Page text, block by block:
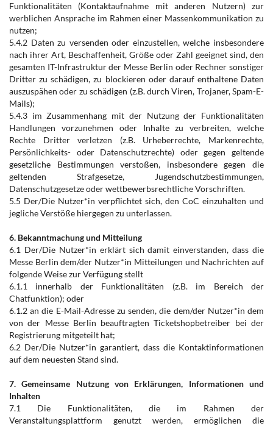
Funktionalitäten (Kontaktaufnahme mit anderen Nutzern) zur
werblichen Ansprache im Rahmen einer Massenkommunikation zu
nutzen;
5.4.2 Daten zu versenden oder einzustellen, welche insbesondere
nach ihrer Art, Beschaffenheit, Größe oder Zahl geeignet sind, den
gesamten IT-Infrastruktur der Messe Berlin oder Rechner sonstiger
Dritter zu schädigen, zu blockieren oder darauf enthaltene Daten
auszuspähen oder zu schädigen (z.B. durch Viren, Trojaner, Spam-E-
Mails);
5.4.3 im Zusammenhang mit der Nutzung der Funktionalitäten
Handlungen vorzunehmen oder Inhalte zu verbreiten, welche
Rechte Dritter verletzen (z.B. Urheberrechte, Markenrechte,
Persönlichkeits- oder Datenschutzrechte) oder gegen geltende
gesetzliche Bestimmungen verstoßen, insbesondere gegen die
geltenden Strafgesetze, Jugendschutzbestimmungen,
Datenschutzgesetze oder wettbewerbsrechtliche Vorschriften.
5.5 Der/Die Nutzer*in verpflichtet sich, den CoC einzuhalten und
jegliche Verstöße hiergegen zu unterlassen.
6. Bekanntmachung und Mitteilung
6.1 Der/Die Nutzer*in erklärt sich damit einverstanden, dass die
Messe Berlin dem/der Nutzer*in Mitteilungen und Nachrichten auf
folgende Weise zur Verfügung stellt
6.1.1 innerhalb der Funktionalitäten (z.B. im Bereich der
Chatfunktion); oder
6.1.2 an die E-Mail-Adresse zu senden, die dem/der Nutzer*in dem
von der Messe Berlin beauftragten Ticketshopbetreiber bei der
Registrierung mitgeteilt hat;
6.2 Der/Die Nutzer*in garantiert, dass die Kontaktinformationen
auf dem neuesten Stand sind.
7. Gemeinsame Nutzung von Erklärungen, Informationen und
Inhalten
7.1 Die Funktionalitäten, die im Rahmen der
Veranstaltungsplattform genutzt werden, ermöglichen die